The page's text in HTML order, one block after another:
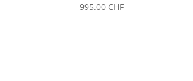
995.00 CHF